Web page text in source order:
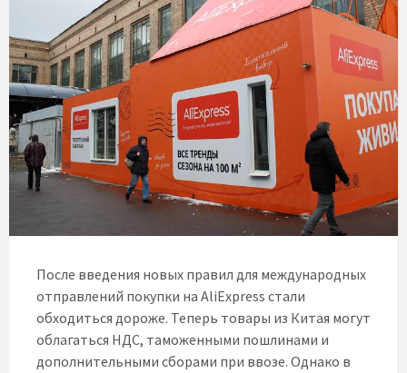
После введения новых правил для международных
отправлений покупки на AliExpress стали
обходиться дороже. Теперь товары из Китая могут
облагаться НДС, таможенными пошлинами и
дополнительными сборами при ввозе. Однако в